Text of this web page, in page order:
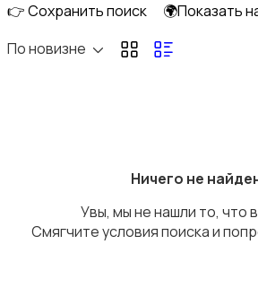
Пиджаки и костюмы
👉 Сохранить поиск
🌍Показать
По новизне
Ничего не
Увы, мы не нашли то, что
Смягчите условия поиска и